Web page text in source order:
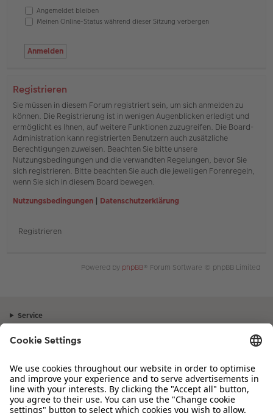
Angemeldet bleiben
Meinen Online-Status während dieser Sitzung verbergen
Registrieren
Sie müssen in diesem Forum registriert sein, um sich anmelden zu
können. Die Registrierung ist in wenigen Augenblicken erledigt und
ermöglicht es Ihnen, auf weitere Funktionen zuzugreifen. Die Board-
Administration kann registrierten Benutzern auch zusätzliche
Berechtigungen zuweisen. Beachten Sie bitte unsere
Nutzungsbedingungen und die verwandten Regelungen, bevor Sie
sich registrieren. Bitte beachten Sie auch die jeweiligen Forenregeln,
wenn Sie sich in diesem Board bewegen.
Nutzungsbedingungen | Datenschutzerklärung
Registrieren
Powered by phpBB® Forum Software © phpBB Limited
Service
Sortiment